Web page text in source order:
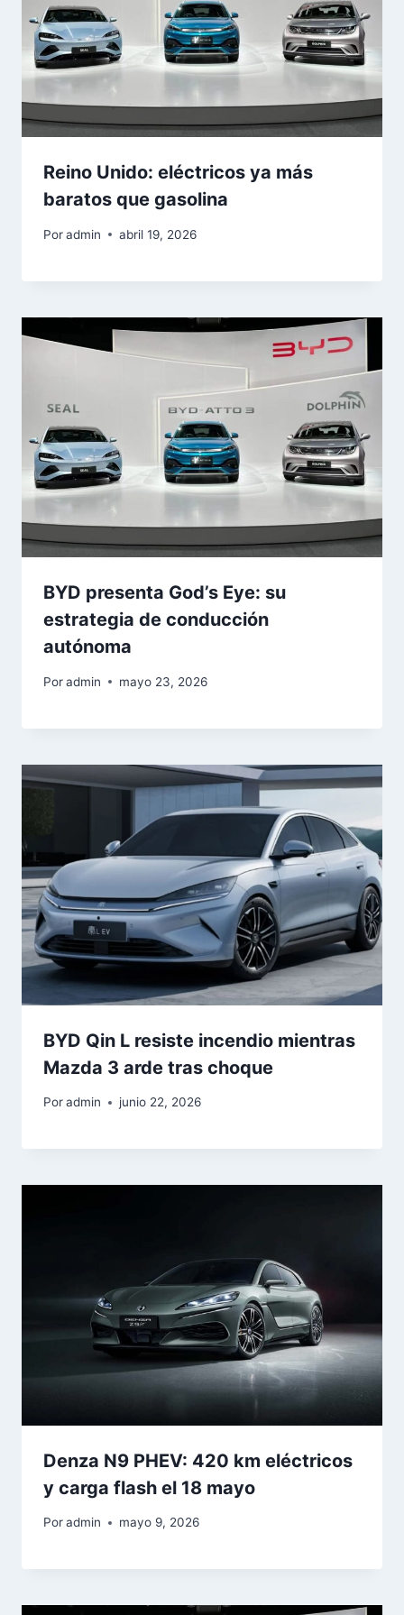
Reino Unido: eléctricos ya más
baratos que gasolina
Poradmin abril 19, 2026
BYD presenta God’s Eye: su
estrategia de conducción
autónoma
Poradmin mayo 23, 2026
BYD Qin L resiste incendio mientras
Mazda 3 arde tras choque
Poradmin junio 22, 2026
Denza N9 PHEV: 420 km eléctricos
y carga flash el 18 mayo
Poradmin mayo 9, 2026